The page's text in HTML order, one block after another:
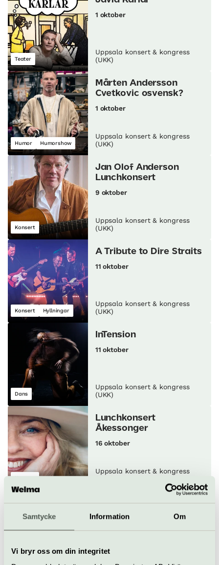
Samtycke Information Om
Vi bryr oss om din integritet
Teater
1 oktober
Uppsala konsert & kongress
(UKK)
Humor Humorshow
Mårten Andersson
Cvetkovic osvensk?
1 oktober
Uppsala konsert & kongress
(UKK)
Konsert
Jan Olof Anderson
Lunch­konsert
9 oktober
Uppsala konsert & kongress
(UKK)
Konsert Hyllningar
A Tribute to Dire Straits
11 oktober
Uppsala konsert & kongress
(UKK)
Dans
InTension
11 oktober
Uppsala konsert & kongress
(UKK)
Konsert
Lunch­konsert
Åkessonger
16 oktober
Uppsala konsert & kongress
Eva Dahlgren
Revalution Club Tour
Uppsala konsert & kongress
(UKK)